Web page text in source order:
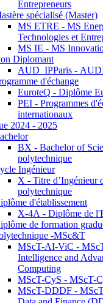
Entrepreneurs
spécialisé (Master)
MS ETRE - MS
Technologies et
MS IE - MS
Diplomant
AUD_IPParis -
d'échange
EuroteQ - Diplôme
PEI - Programmes
internationaux
2024 - 2025
BX - Bachelor of
polytechnique
Ingénieur
X - Titre d’Ingénieur
polytechnique
d'établissement
X-4A - Diplôme de
de formation
-MSc&T
MScT-AI-ViC -
Intelligence and
Computing
MScT-CyS - MScT-
MScT-DDDF -